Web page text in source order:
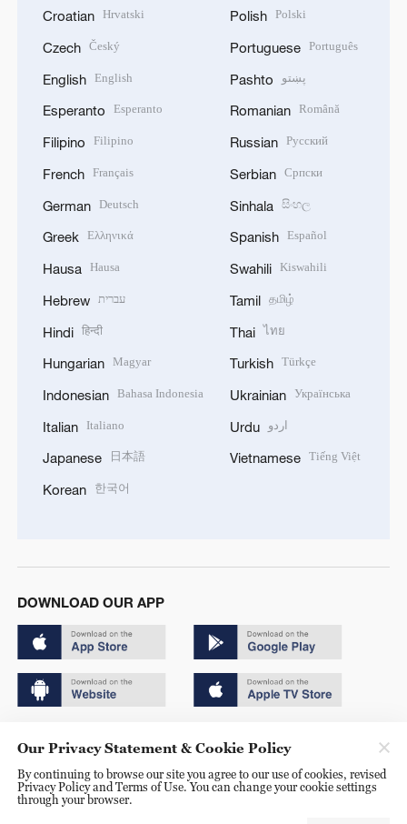
Croatian Hrvatski
Czech Český
English English
Esperanto Esperanto
Filipino Filipino
French Français
German Deutsch
Greek Ελληνικά
Hausa Hausa
Hebrew עברית
Hindi हिन्दी
Hungarian Magyar
Indonesian Bahasa Indonesia
Italian Italiano
Japanese 日本語
Korean 한국어
Polish Polski
Portuguese Português
Pashto پښتو
Romanian Română
Russian Русский
Serbian Српски
Sinhala සිංහල
Spanish Español
Swahili Kiswahili
Tamil தமிழ்
Thai ไทย
Turkish Türkçe
Ukrainian Українська
Urdu اردو
Vietnamese Tiếng Việt
DOWNLOAD OUR APP
京ICP备20000184号
京公网安备 11010502050052号
Our Privacy Statement & Cookie Policy
By continuing to browse our site you agree to our use of cookies, revised
Privacy Policy and Terms of Use. You can change your cookie settings
through your browser.